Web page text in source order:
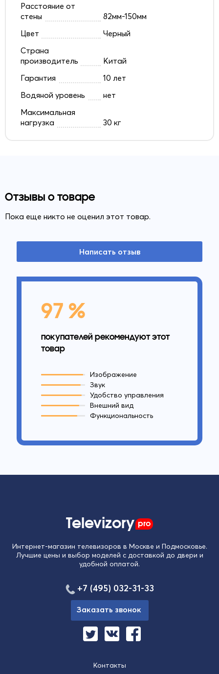
Расстояние от
стены
82мм-150мм
Цвет
Черный
Страна
производитель
Китай
Гарантия
10 лет
Водяной уровень
нет
Максимальная
нагрузка
30 кг
Отзывы о товаре
Пока еще никто не оценил этот товар.
Написать отзыв
97 %
покупателей рекомендуют этот
товар
Изображение
Звук
Удобство управления
Внешний вид
Функциональность
Televizory pro
Интернет-магазин телевизоров в Москве и Подмосковье.
Лучшие цены и выбор моделей с доставкой до двери и
удобной оплатой.
Контакты
+7 (495) 032-31-33
Заказать звонок